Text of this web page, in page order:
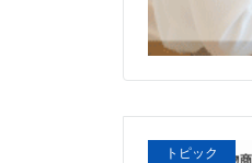
トピック